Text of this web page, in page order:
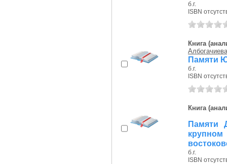
б.г.
ISBN
Книга
Памяти
б.г.
ISBN
Книга
Памяти
б.г.
ISBN